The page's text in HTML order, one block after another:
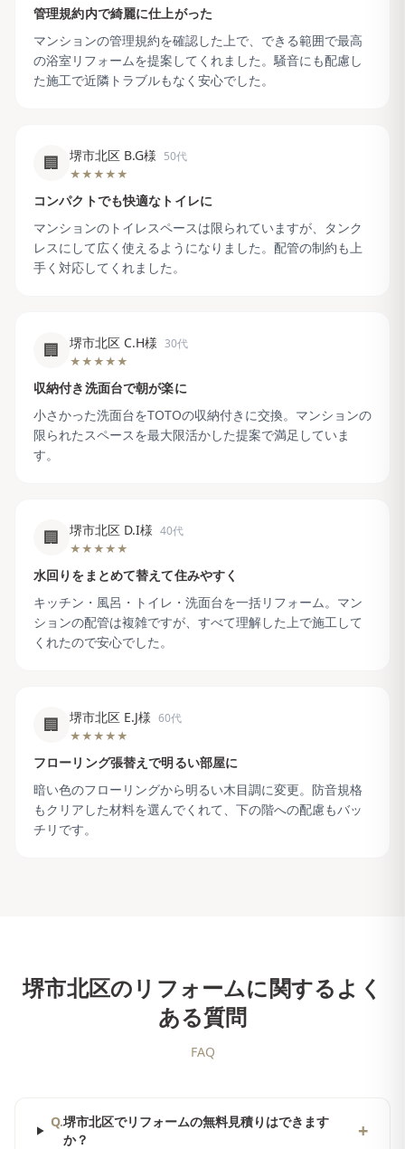
管理規約内で綺麗に仕上がった
マンションの管理規約を確認した上で、できる範囲で最高
の浴室リフォームを提案してくれました。騒音にも配慮し
た施工で近隣トラブルもなく安心でした。
🏢 堺市北区 B.G様 50代
★★★★★
コンパクトでも快適なトイレに
マンションのトイレスペースは限られていますが、タンク
レスにして広く使えるようになりました。配管の制約も上
手く対応してくれました。
🏢 堺市北区 C.H様 30代
★★★★★
収納付き洗面台で朝が楽に
小さかった洗面台をTOTOの収納付きに交換。マンションの
限られたスペースを最大限活かした提案で満足していま
す。
🏢 堺市北区 D.I様 40代
★★★★★
水回りをまとめて替えて住みやすく
キッチン・風呂・トイレ・洗面台を一括リフォーム。マン
ションの配管は複雑ですが、すべて理解した上で施工して
くれたので安心でした。
🏢 堺市北区 E.J様 60代
★★★★★
フローリング張替えで明るい部屋に
暗い色のフローリングから明るい木目調に変更。防音規格
もクリアした材料を選んでくれて、下の階への配慮もバッ
チリです。
堺市北区のリフォームに関するよく
ある質問
FAQ
Q.堺市北区でリフォームの無料見積りはできます
か？
+